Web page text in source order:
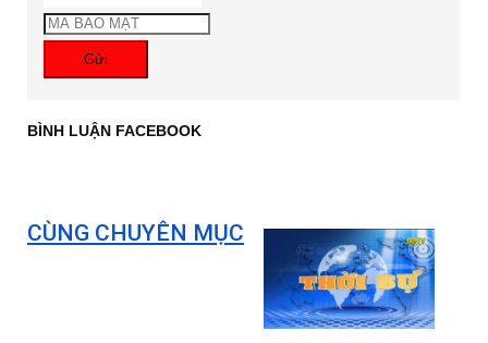
Gửi
BÌNH LUẬN FACEBOOK
CÙNG CHUYÊN MỤC